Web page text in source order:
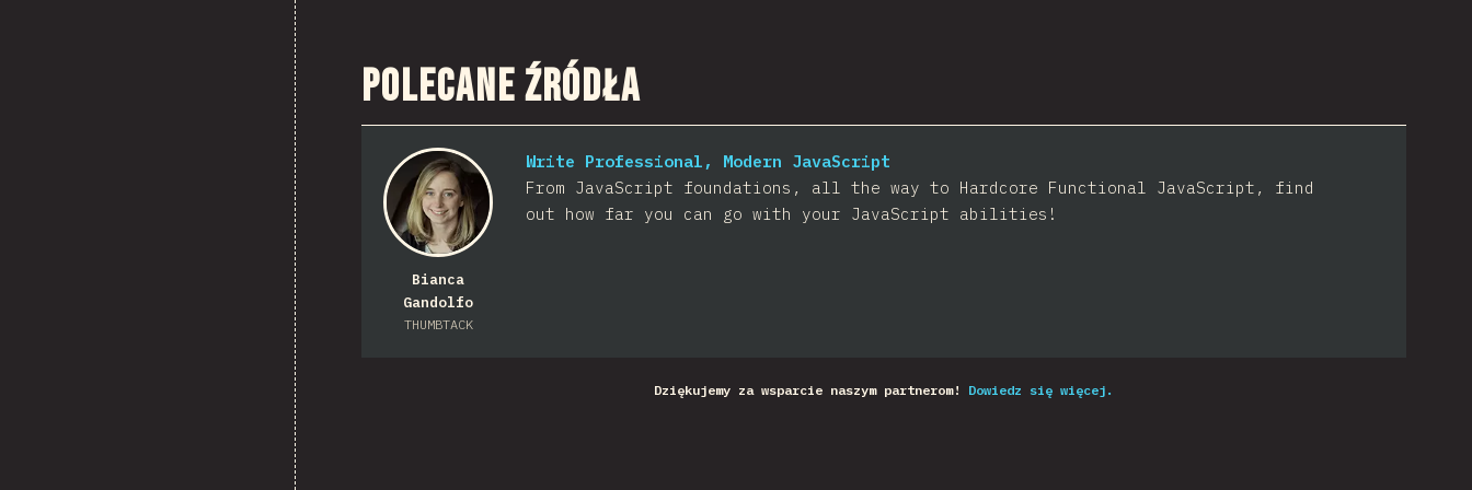
Polecane Źródła
Bianca
Gandolfo
THUMBTACK
Write Professional, Modern JavaScript
From JavaScript foundations, all the way to Hardcore Functional JavaScript, find
out how far you can go with your JavaScript abilities!
Dziękujemy za wsparcie naszym partnerom! Dowiedz się więcej.